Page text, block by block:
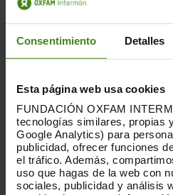
Consentimiento Detalles
Esta página web usa cookies
FUNDACIÓN OXFAM
tecnologías similares, propias
Google Analytics) para
publicidad, ofrecer funciones
el tráfico. Además,
uso que hagas de la web con
sociales, publicidad y análisis